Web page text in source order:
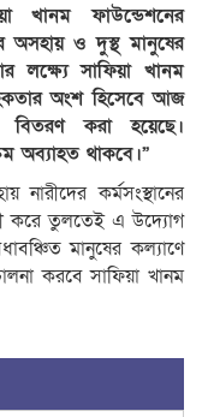
খানম ফাউন্ডেশনের
অসহায় ও দুস্থ মানুষের
লক্ষ্যে সাফিয়া খানম
অংশ হিসেবে আজ
বিতরণ করা হয়েছে।
অব্যাহত থাকবে।”
কর্মসংস্থানের
করে তুলতেই এ উদ্যোগ
মানুষের কল্যাণে
করবে সাফিয়া খানম